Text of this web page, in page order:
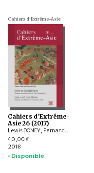
Cahiers d'Extrême-Asie
Cahiers d'Extrême-
Asie 26 (2017)
Lewis DONEY, Fernanda PIRIE, David PRITZKER, Solomon G. FITZHERBERT, Richard WHITECROSS, WU Nengchang, Gaétan RAPPO
40,00 €
2018
• Disponible